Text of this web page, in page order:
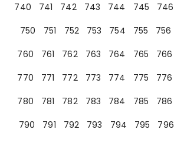
740
741 742 743 744 745 746
750
751 752 753 754 755 756
760
761 762 763 764 765 766
770
771 772 773 774 775 776
780
781 782 783 784 785 786
790
791 792 793 794 795 796